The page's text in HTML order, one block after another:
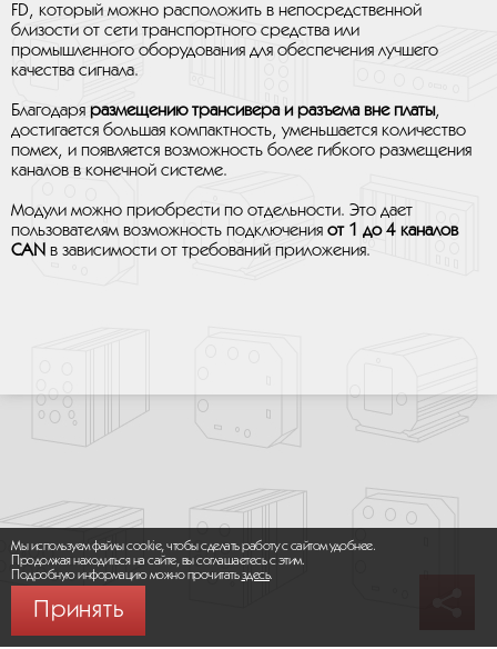
FD, который можно расположить в непосредственной
близости от сети транспортного средства или
промышленного оборудования для обеспечения лучшего
качества сигнала.
Благодаря размещению трансивера и разъема вне платы,
достигается большая компактность, уменьшается количество
помех, и появляется возможность более гибкого размещения
каналов в конечной системе.
Модули можно приобрести по отдельности. Это дает
пользователям возможность подключения от 1 до 4 каналов
CAN в зависимости от требований приложения.
Мы используем файлы cookie, чтобы сделать работу с сайтом удобнее.
Продолжая находиться на сайте, вы соглашаетесь с этим.
Подробную информацию можно прочитатьздесь.
Принять